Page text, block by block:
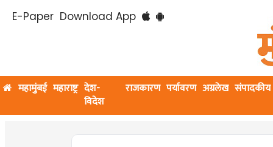
E-Paper Download App
महामुंबई महाराष्ट्र देश-
विदेश
राजकारण पर्यावरण अग्रलेख संपादकीय